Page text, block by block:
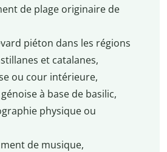
de plage originaire de
piéton dans les régions
et catalanes,
ou cour intérieure,
à base de basilic,
physique ou
de musique,